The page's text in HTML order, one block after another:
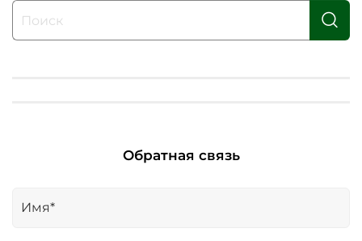
Обратная связь